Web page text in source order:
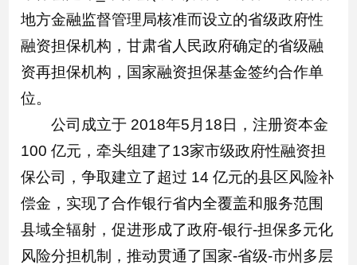
地方金融监督管理局核准而设立的省级政府性
融资担保机构，甘肃省人民政府确定的省级融
资再担保机构，国家融资担保基金签约合作单
位。
公司成立于 2018年5月18日，注册资本金
100 亿元，牵头组建了13家市级政府性融资担
保公司，争取建立了超过 14 亿元的县区风险补
偿金，实现了合作银行省内全覆盖和服务范围
县域全辐射，促进形成了政府-银行-担保多元化
风险分担机制，推动贯通了国家-省级-市州多层